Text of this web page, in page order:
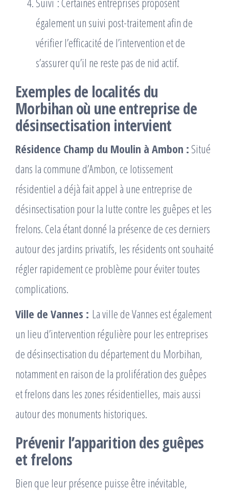
également un suivi post-traitement afin de
vérifier l’efficacité de l’intervention et de
s’assurer qu’il ne reste pas de nid actif.
Exemples de localités du
Morbihan où une entreprise de
désinsectisation intervient
Résidence Champ du Moulin à Ambon : ​ Situé
dans la commune d’Ambon, ce lotissement
résidentiel a déjà fait appel à une entreprise de
désinsectisation pour la lutte contre les guêpes et les
frelons. Cela étant donné la présence de ces derniers
autour des jardins privatifs, les résidents ont souhaité
régler rapidement ce problème pour éviter toutes
complications.
Ville de Vannes : La ville de Vannes est également
un lieu d’intervention régulière pour les entreprises
de désinsectisation du département du Morbihan,
notamment en raison de la prolifération des guêpes
et frelons dans les zones résidentielles, mais aussi
autour des monuments historiques.
Prévenir l’apparition des guêpes
et frelons
Bien que leur présence puisse être inévitable,